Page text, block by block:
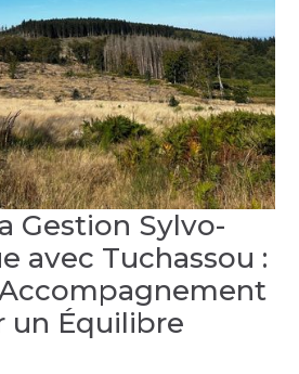
Gestion Sylvo-
avec Tuchassou :
un Équilibre